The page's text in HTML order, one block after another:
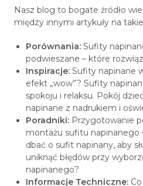
Nasz blog to bogate źródło
między innymi artykuły na
Porównania: Sufity
podwieszane – które
Inspiracje: Sufity napinane
efekt „wow”? Sufity
spokoju i relaksu. Pokój
napinane z nadrukiem i
Poradniki: Przygotowanie
montażu sufitu napinanego
dbać o sufit napinany, aby
uniknąć błędów przy
napinanego?
Informacje Techniczne: